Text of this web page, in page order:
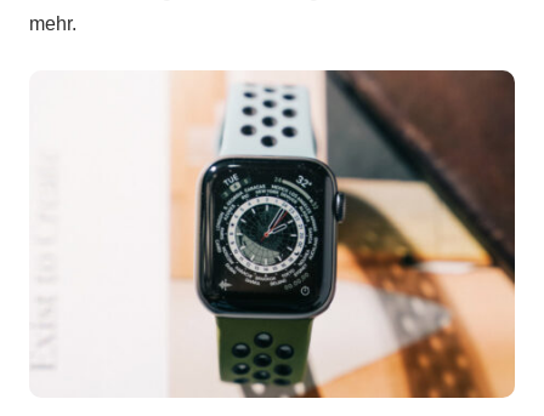
mehr.